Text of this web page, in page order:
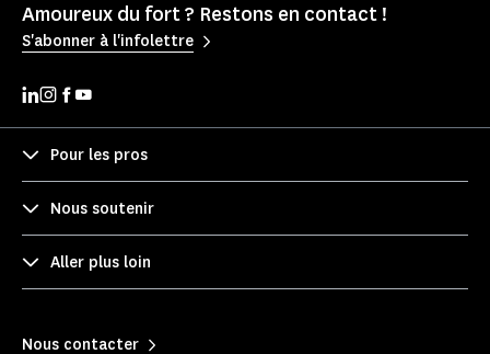
Amoureux du fort ? Restons en contact !
S'abonner à l'infolettre
Pour les pros
Nous soutenir
Aller plus loin
Nous contacter